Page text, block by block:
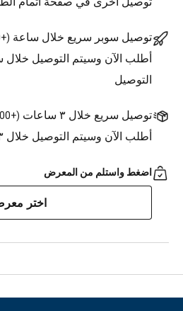
توصيل سوبر سريع خلال ساعة (+2.000 د.ك.
أطلب الآن وسيتم التوصيل
التوصيل
توصيل سريع خلال ٣ ساعات (+1.500 د.ك.
أطلب الآن وسيتم التوصيل خلال ٣ ساعات .
اضغط واستلم من المعرض
اختر